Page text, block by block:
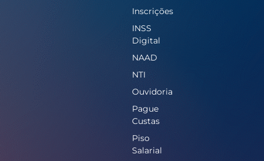
Inscrições
INSS
Digital
NAAD
NTI
Ouvidoria
Pague
Custas
Piso
Salarial